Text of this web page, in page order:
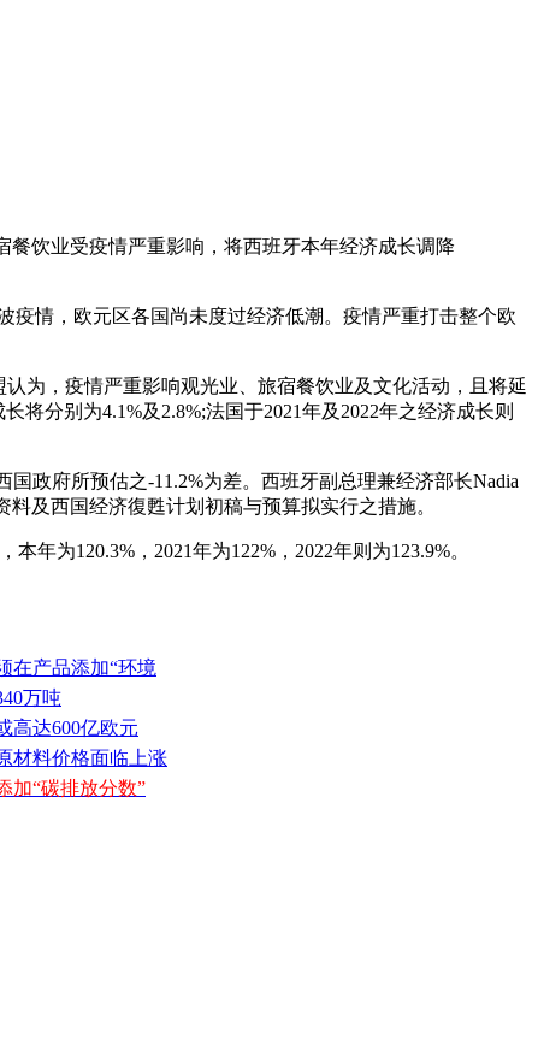
饮业受疫情严重影响，将西班牙本年经济成长调降
疫情，欧元区各国尚未度过经济低潮。疫情严重打击整个欧
为，疫情严重影响观光业、旅宿餐饮业及文化活动，且将延
将分别为4.1%及2.8%;法国于2021年及2022年之经济成长则
政府所预估之-11.2%为差。西班牙副总理兼经济部长Nadia
及西国经济復甦计划初稿与预算拟实行之措施。
年为120.3%，2021年为122%，2022年则为123.9%。
在产品添加“环境
万吨
高达600亿欧元
材料价格面临上涨
加“碳排放分数”